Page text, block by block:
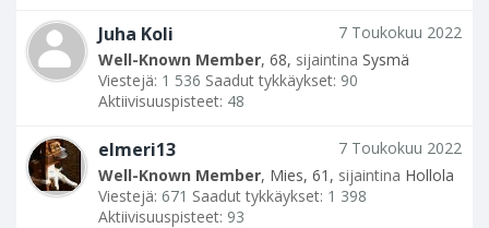
7 Toukokuu 2022
Juha Koli
Well-Known Member, 68, sijaintina Sysmä
Viestejä: 1 536 Saadut tykkäykset: 90
Aktiivisuuspisteet: 48
7 Toukokuu 2022
elmeri13
Well-Known Member, Mies, 61, sijaintina Hollola
Viestejä: 671 Saadut tykkäykset: 1 398
Aktiivisuuspisteet: 93